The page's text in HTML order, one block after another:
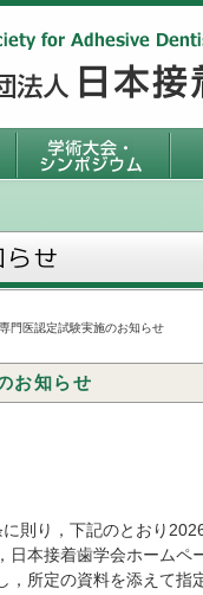
専門医認定試験実施のお知らせ
お知らせ
則り，下記のとおり
日本接着歯学会ホームペ
，所定の資料を添えて指